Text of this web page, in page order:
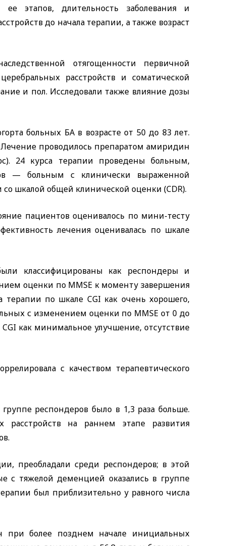
этапов, длительность заболевания и
до начала терапии, а также возраст
отягощенности первичной
расстройств и соматической
и пол. Исследовали также влияние дозы
больных БА в возрасте от 50 до 83 лет.
Лечение проводилось препаратом амиридин
24 курса терапии проведены больным,
— больным с клинически выраженной
со шкалой общей клинической оценки (CDR).
пациентов оценивалось по мини-тесту
лечения оценивалась по шкале
классифицированы как респондеры и
оценки по MMSE к моменту завершения
терапии по шкале CGI как очень хорошего,
с изменением оценки по MMSE от 0 до
CGI как минимальное улучшение, отсутствие
с качеством терапевтического
респондеров было в 1,3 раза больше.
расстройств на раннем этапе развития
преобладали среди респондеров; в этой
с тяжелой деменцией оказались в группе
был приблизительно у равного числа
при более позднем начале инициальных